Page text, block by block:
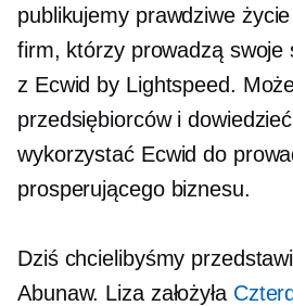
publikujemy prawdziwe życie
firm, którzy prowadzą swoje
z Ecwid by Lightspeed.
przedsiębiorców i
wykorzystać Ecwid do
prosperującego biznesu.
Dziś chcielibyśmy
Abunaw. Liza założyła